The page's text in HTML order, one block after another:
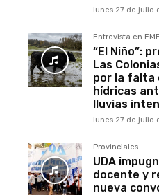
lunes 27 de julio
Entrevista en EME
“El Niño”:
Las
por la falta
hídricas
lluvias
lunes 27 de julio
Provinciales
UDA
docente y
nueva